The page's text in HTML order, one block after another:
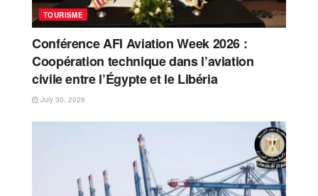
TOURISME
Conférence AFI Aviation Week 2026 :
Coopération technique dans l’aviation
civile entre l’Égypte et le Libéria
July 30, 2026